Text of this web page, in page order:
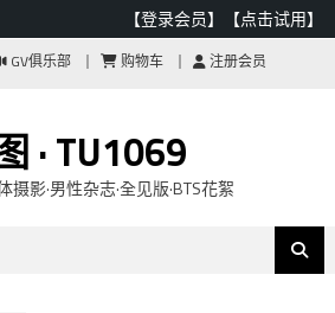
【登录会员】 【点击试用】
GV俱乐部 购物车 注册会员
· TU1069
摄影·男性杂志·全见版·BTS花絮